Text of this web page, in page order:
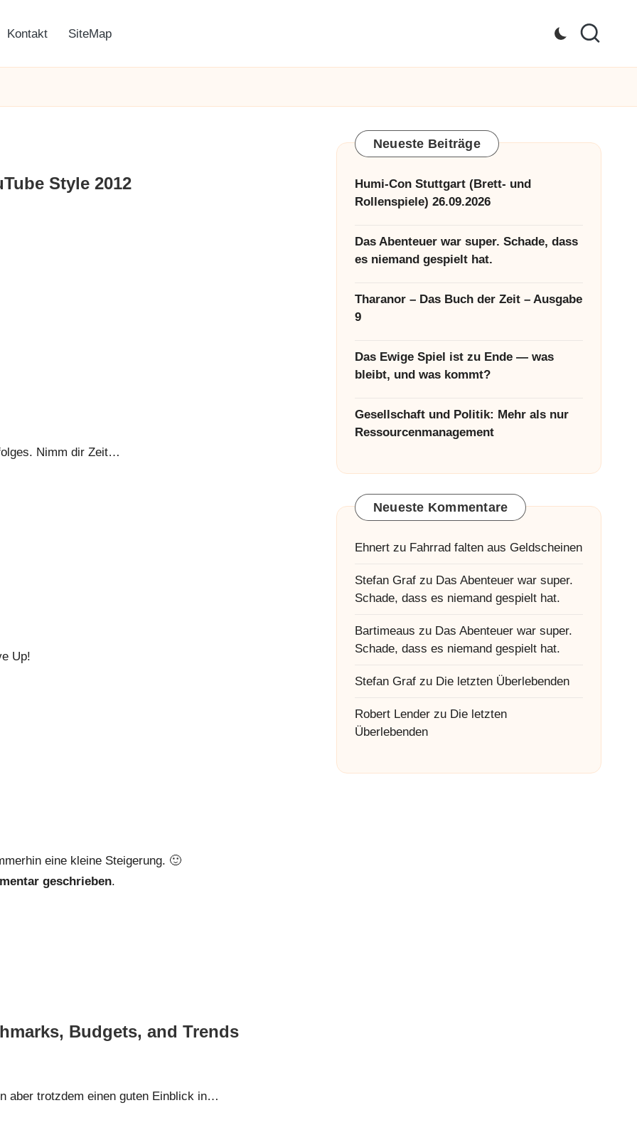
Kontakt SiteMap
Style 2012
Nimm dir Zeit…
Up!
eine kleine Steigerung. 🙂
geschrieben.
Budgets, and Trends
aber trotzdem einen guten Einblick in…
Neueste Beiträge
Humi-Con Stuttgart (Brett- und
Rollenspiele) 26.09.2026
Das Abenteuer war super. Schade, dass
es niemand gespielt hat.
Tharanor – Das Buch der Zeit – Ausgabe
9
Das Ewige Spiel ist zu Ende — was
bleibt, und was kommt?
Gesellschaft und Politik: Mehr als nur
Ressourcenmanagement
Neueste Kommentare
Ehnertzu Fahrrad falten aus Geldscheinen
Stefan Grafzu Das Abenteuer war super.
Schade, dass es niemand gespielt hat.
Bartimeaus zu Das Abenteuer war super.
Schade, dass es niemand gespielt hat.
Stefan Grafzu Die letzten Überlebenden
Robert Lenderzu Die letzten
Überlebenden